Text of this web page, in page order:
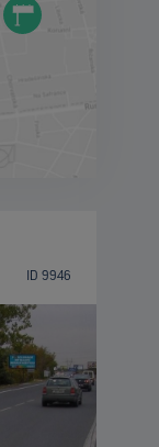
ID 9946